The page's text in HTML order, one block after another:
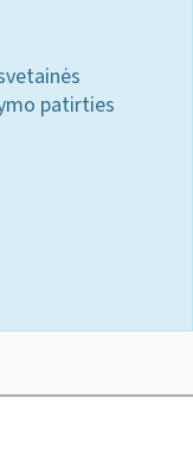
patirties